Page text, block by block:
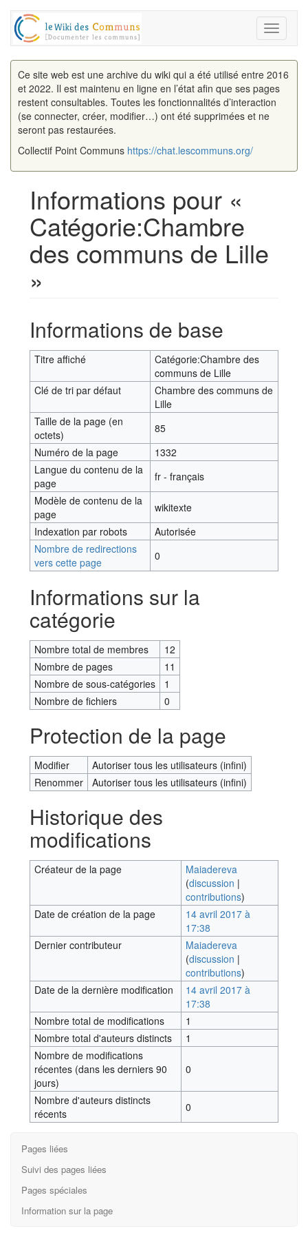
Toggle
Ce site web est une archive du wiki qui a été utilisé entre 2016
et 2022. Il est maintenu en ligne en l’état afin que ses pages
restent consultables. Toutes les fonctionnalités d’interaction
(se connecter, créer, modifier…) ont été supprimées et ne
seront pas restaurées.
Collectif Point Communs https://chat.lescommuns.org/
Informations pour «
Catégorie:Chambre
des communs de Lille
»
Informations de base
Titre affiché
Catégorie:Chambre des
communs de Lille
Clé de tri par défaut
Chambre des communs de
Lille
Taille de la page (en
octets)
85
Numéro de la page
1332
Langue du contenu de la
page
fr - français
Modèle de contenu de la
page
wikitexte
Indexation par robots
Autorisée
Nombre de redirections
vers cette page
0
Informations sur la
catégorie
Nombre total de membres
12
Nombre de pages
11
Nombre de sous-catégories
1
Nombre de fichiers
0
Protection de la page
Modifier
Autoriser tous les utilisateurs (infini)
Renommer
Autoriser tous les utilisateurs (infini)
Historique des
modifications
Créateur de la page
Maiadereva
(discussion |
contributions)
Date de création de la page
14 avril 2017 à
17:38
Dernier contributeur
Maiadereva
(discussion |
contributions)
Date de la dernière modification
14 avril 2017 à
17:38
Nombre total de modifications
1
Nombre total d'auteurs distincts
1
Nombre de modifications
récentes (dans les derniers 90
jours)
0
Nombre d'auteurs distincts
récents
0
Pages liées
Suivi des pages liées
Pages spéciales
Information sur la page